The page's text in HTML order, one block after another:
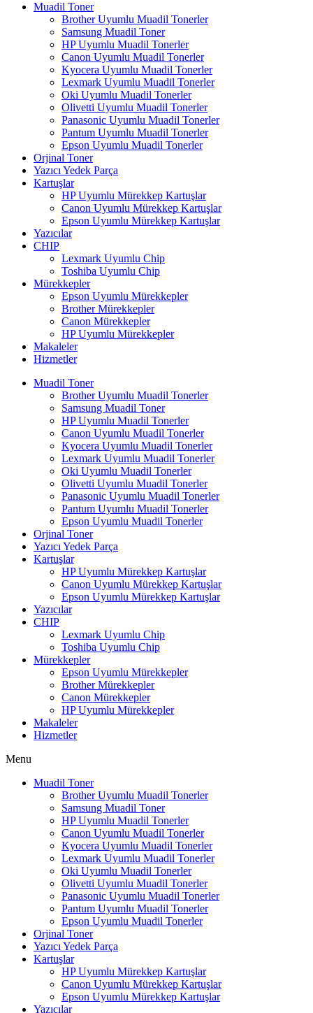
Muadil Toner
Brother Uyumlu Muadil Tonerler
Samsung Muadil Toner
HP Uyumlu Muadil Tonerler
Canon Uyumlu Muadil Tonerler
Kyocera Uyumlu Muadil Tonerler
Lexmark Uyumlu Muadil Tonerler
Oki Uyumlu Muadil Tonerler
Olivetti Uyumlu Muadil Tonerler
Panasonic Uyumlu Muadil Tonerler
Pantum Uyumlu Muadil Tonerler
Epson Uyumlu Muadil Tonerler
Orjinal Toner
Yazıcı Yedek Parça
Kartuşlar
HP Uyumlu Mürekkep Kartuşlar
Canon Uyumlu Mürekkep Kartuşlar
Epson Uyumlu Mürekkep Kartuşlar
Yazıcılar
CHIP
Lexmark Uyumlu Chip
Toshiba Uyumlu Chip
Mürekkepler
Epson Uyumlu Mürekkepler
Brother Mürekkepler
Canon Mürekkepler
HP Uyumlu Mürekkepler
Makaleler
Hizmetler
Muadil Toner
Brother Uyumlu Muadil Tonerler
Samsung Muadil Toner
HP Uyumlu Muadil Tonerler
Canon Uyumlu Muadil Tonerler
Kyocera Uyumlu Muadil Tonerler
Lexmark Uyumlu Muadil Tonerler
Oki Uyumlu Muadil Tonerler
Olivetti Uyumlu Muadil Tonerler
Panasonic Uyumlu Muadil Tonerler
Pantum Uyumlu Muadil Tonerler
Epson Uyumlu Muadil Tonerler
Orjinal Toner
Yazıcı Yedek Parça
Kartuşlar
HP Uyumlu Mürekkep Kartuşlar
Canon Uyumlu Mürekkep Kartuşlar
Epson Uyumlu Mürekkep Kartuşlar
Yazıcılar
CHIP
Lexmark Uyumlu Chip
Toshiba Uyumlu Chip
Mürekkepler
Epson Uyumlu Mürekkepler
Brother Mürekkepler
Canon Mürekkepler
HP Uyumlu Mürekkepler
Makaleler
Hizmetler
Menu
Muadil Toner
Brother Uyumlu Muadil Tonerler
Samsung Muadil Toner
HP Uyumlu Muadil Tonerler
Canon Uyumlu Muadil Tonerler
Kyocera Uyumlu Muadil Tonerler
Lexmark Uyumlu Muadil Tonerler
Oki Uyumlu Muadil Tonerler
Olivetti Uyumlu Muadil Tonerler
Panasonic Uyumlu Muadil Tonerler
Pantum Uyumlu Muadil Tonerler
Epson Uyumlu Muadil Tonerler
Orjinal Toner
Yazıcı Yedek Parça
Kartuşlar
HP Uyumlu Mürekkep Kartuşlar
Canon Uyumlu Mürekkep Kartuşlar
Epson Uyumlu Mürekkep Kartuşlar
Yazıcılar